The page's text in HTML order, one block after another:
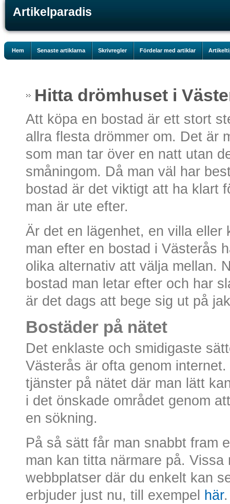
Artikelparadis
Hem Senaste artiklarna Skrivregler Fördelar med artiklar
Hitta drömhuset i
Att köpa en bostad är ett stort
allra flesta drömmer om. Det är
som man tar över en natt utan
småningom. Då man väl har
bostad är det viktigt att ha klart
man är ute efter.
Är det en lägenhet, en villa eller
man efter en bostad i Västerås
olika alternativ att välja mellan.
bostad man letar efter och har
är det dags att bege sig ut på
Bostäder på nätet
Det enklaste och smidigaste
Västerås är ofta genom
tjänster på nätet där man lätt
i det önskade området genom
en sökning.
På så sätt får man snabbt fram
man kan titta närmare på. Vissa
webbplatser där du enkelt kan
erbjuder just nu, till exempel
här.